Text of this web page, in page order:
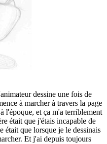
dessine une fois de
à marcher à travers la page
l'époque, et ça m'a terriblement
était que j'étais incapable de
était que lorsque je le dessinais
Et j'ai depuis toujours